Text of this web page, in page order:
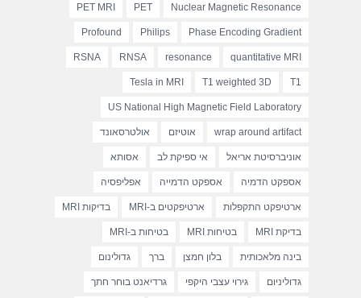
Nuclear Magnetic Resonance
PET
PET MRI
Phase Encoding Gradient
Philips
Profound
quantitative MRI
resonance
RNSA
RSNA
T1
T1 weighted 3D
Tesla in MRI
US National High Magnetic Field Laboratory
wrap around artifact אוטיזם אולטרסאונד
אוניברסיטת אריאל אי ספיקת לב אסותא
אספקט הדמיה אספקט הדמייה אפליפסיה
ארטיפקט התקפלות ארטיפקטים ב-MRI בדיקות MRI
בדיקת MRI בטיחות MRI בטיחות ב-MRI
בינה מלאכותית בלון חמצן ברך גדולינום
גדוליניום גירוי עצבי היקפי גרדיאנט בוחר חתך